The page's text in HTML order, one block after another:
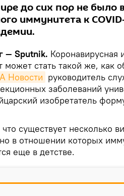
до сих пор не было
иммунитета к
— Sputnik. Коронавирусная
может стать такой же, как
Новости руководитель
заболеваний
изобретатель
существует несколько
в отношении которых
еще в детстве.